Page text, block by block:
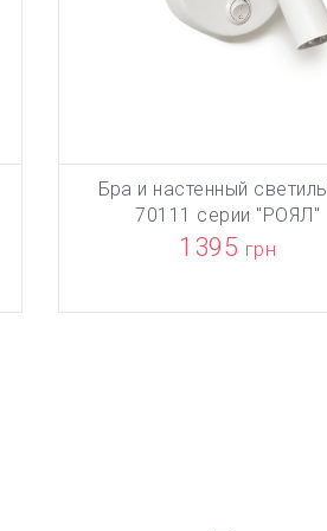
ТОВАР ДОБАВЛЕН В КОРЗИНУ
В КОРЗИНУ
Бра и настенный
70111 серии "РОЯЛ"
1395 грн